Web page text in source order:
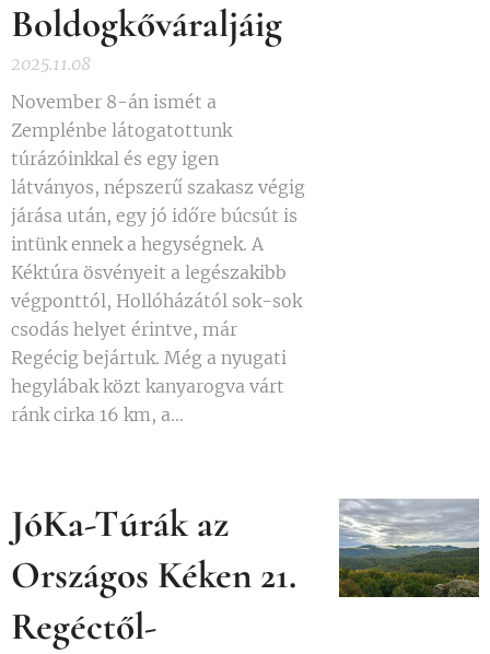
Boldogkőváraljáig
2025.11.08
November 8-án ismét a
Zemplénbe látogatottunk
túrázóinkkal és egy igen
látványos, népszerű szakasz végig
járása után, egy jó időre búcsút is
intünk ennek a hegységnek. A
Kéktúra ösvényeit a legészakibb
végponttól, Hollóházától sok-sok
csodás helyet érintve, már
Regécig bejártuk. Még a nyugati
hegylábak közt kanyarogva várt
ránk cirka 16 km, a...
JóKa-Túrák az
Országos Kéken 21.
Regéctől-